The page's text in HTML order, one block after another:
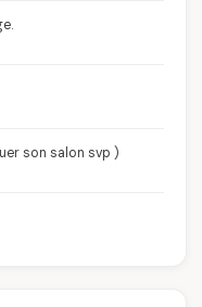
son salon svp )